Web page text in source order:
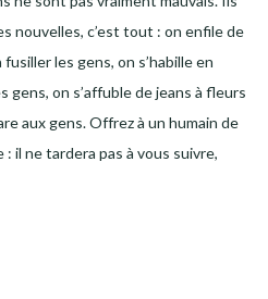
nouvelles, c’est tout : on enfile de
les gens, on s’habille en
gens, on s’affuble de jeans à fleurs
aux gens. Offrez à un humain de
il ne tardera pas à vous suivre,